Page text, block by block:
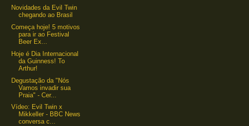
Novidades da Evil Twin
chegando ao Brasil
Começa hoje! 5 motivos
para ir ao Festival
Beer Ex...
Hoje é Dia Internacional
da Guinness! To
Arthur!
Degustação da "Nós
Vamos invadir sua
Praia" - Cer...
Vídeo: Evil Twin x
Mikkeller - BBC News
conversa c...